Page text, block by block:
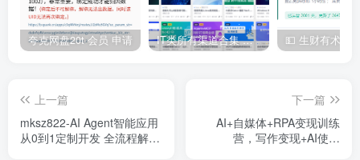
夸克网盘20t 会员 申请 IT类所有渠道合集 持续日更，目前近四千多条资源 年费用户微信私信获取权限
上一篇
mksz822-AI Agent智能应用
从0到1定制开发 全流程解决
下一篇
AI+自媒体+RPA变现训练
营，写作变现+AI使用